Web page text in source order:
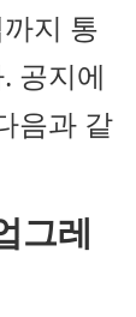
지 통
공지에
음과 같
그레